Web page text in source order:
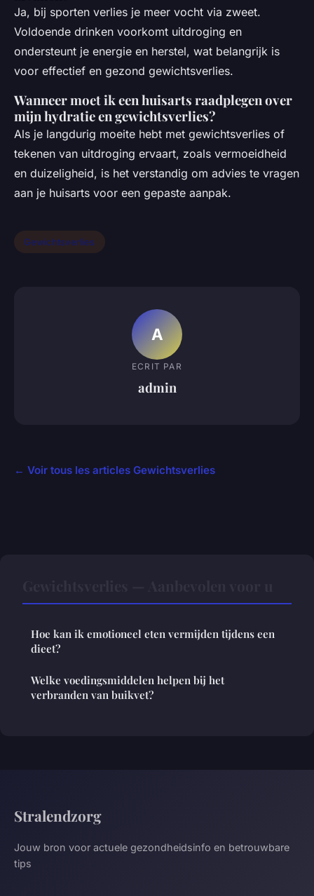
Ja, bij sporten verlies je meer vocht via zweet.
Voldoende drinken voorkomt uitdroging en
ondersteunt je energie en herstel, wat belangrijk is
voor effectief en gezond gewichtsverlies.
Wanneer moet ik een huisarts raadplegen over
mijn hydratie en gewichtsverlies?
Als je langdurig moeite hebt met gewichtsverlies of
tekenen van uitdroging ervaart, zoals vermoeidheid
en duizeligheid, is het verstandig om advies te vragen
aan je huisarts voor een gepaste aanpak.
Gewichtsverlies
A
ECRIT PAR
admin
← Voir tous les articles Gewichtsverlies
Hoe kan ik emotioneel eten vermijden tijdens een
dieet?
Welke voedingsmiddelen helpen bij het
verbranden van buikvet?
Stralendzorg
Jouw bron voor actuele gezondheidsinfo en betrouwbare
tips